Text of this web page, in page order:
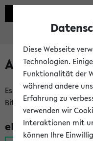
Anmeldung
Es gibt mehrere
Bitte wählen Sie die für
eKVV für
Diese Webseite
Technologien.
Funktionalität der
während andere
Erfahrung zu
verwenden wir
Interaktionen mit
können Ihre